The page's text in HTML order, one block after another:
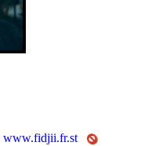
www.fidjii.fr.st